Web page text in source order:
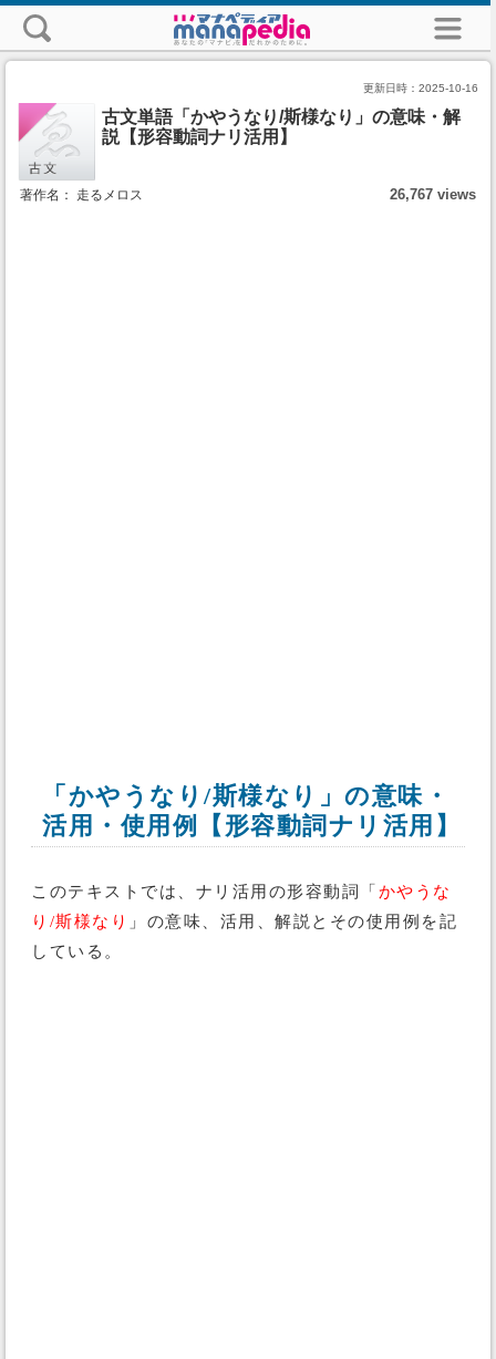
更新日時： 2025-10-16
古文単語「かやうなり/斯様なり」の意味・解
説【形容動詞ナリ活用】
著作名： 走るメロス 26,767 views
「かやうなり/斯様なり」の意味・
活用・使用例【形容動詞ナリ活用】
このテキストでは、ナリ活用の形容動詞「 かやうな
り/斯様なり 」の意味、活用、解説とその使用例を記
している。